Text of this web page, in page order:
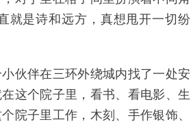
就是诗和远方，真想甩开一切纷
伙伴在三环外绕城内找了一处安
这个院子里，看书、看电影、生
院子里工作，木刻、手作银饰、